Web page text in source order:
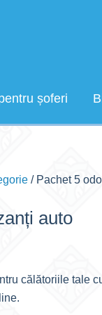
șoferi
/ Pachet 5
auto
călătoriile tale